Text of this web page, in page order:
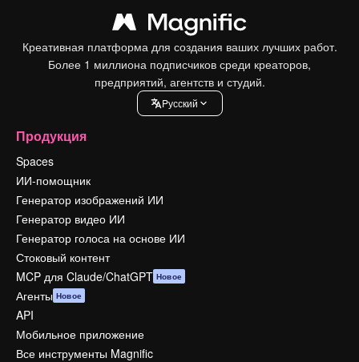
Креативная платформа для создания ваших лучших работ.
Более 1 миллиона подписчиков среди креаторов,
предприятий, агентств и студий.
Pусский
Продукция
Spaces
ИИ-помощник
Генератор изображений ИИ
Генератор видео ИИ
Генератор голоса на основе ИИ
Стоковый контент
MCP для Claude/ChatGPT Новое
Агенты Новое
API
Мобильное приложение
Все инструменты Magnific